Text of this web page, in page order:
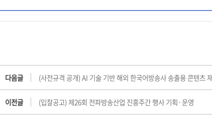
다음글 (사전규격 공개) AI 기술 기반 해외 한국어방송사 송출용 콘텐츠
이전글 (입찰공고) 제26회 전파방송산업 진흥주간 행사 기획·운영